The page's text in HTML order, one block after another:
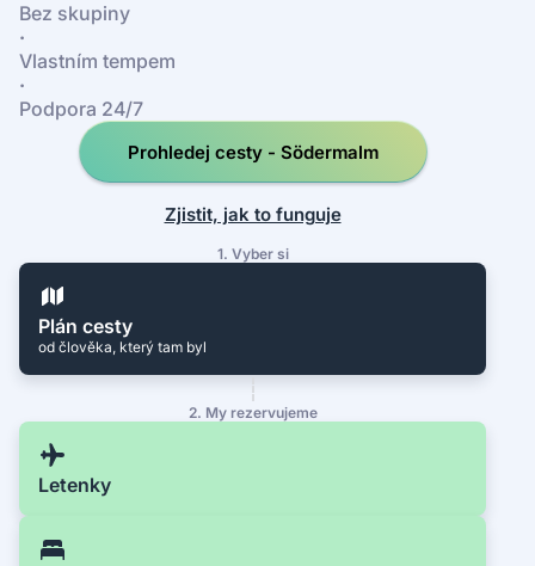
Bez skupiny
·
Vlastním tempem
·
Podpora 24/7
Prohledej cesty - Södermalm
Zjistit, jak to funguje
1. Vyber si
Plán cesty
od člověka, který tam byl
2. My rezervujeme
Letenky